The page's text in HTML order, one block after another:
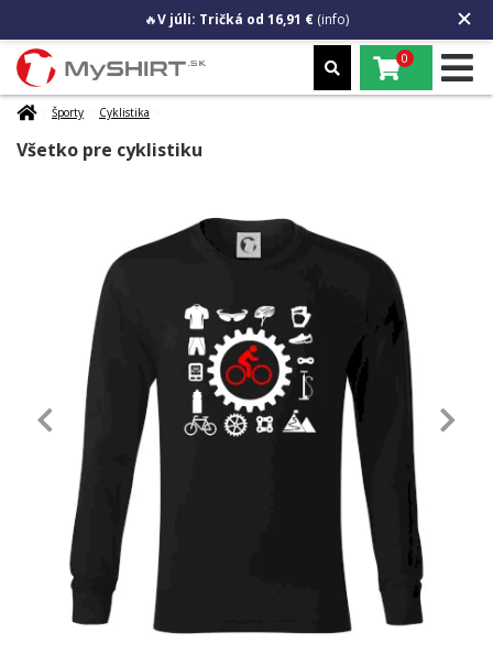
🔥V júli: Tričká od 16,91 € (info)
0
Športy Cyklistika
Všetko pre cyklistiku